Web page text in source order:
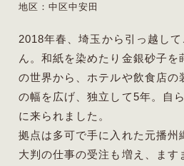
地区：中区中安田
2018年春、埼玉から引っ越し
ん。和紙を染めたり金銀砂子を
の世界から、ホテルや飲食店の
の幅を広げ、独立して5年。自
に来られました。
拠点は多可で手に入れた元播州
大判の仕事の受注も増え、ます